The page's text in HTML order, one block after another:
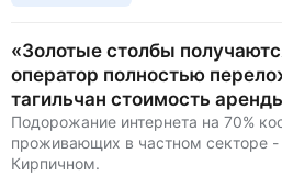
«Золотые столбы
оператор полностью
тагильчан стоимость
Подорожание интернета на 70%
проживающих в частном секторе -
Кирпичном.